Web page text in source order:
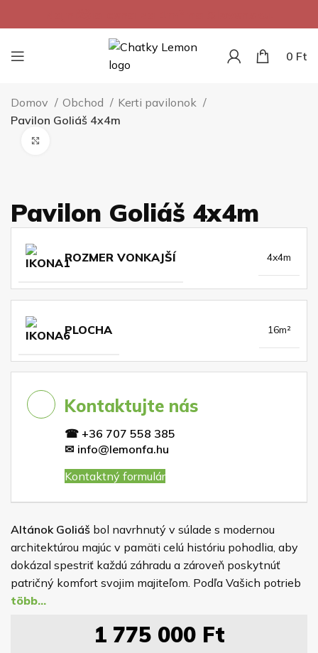
0 Ft
Domov Obchod
Kerti pavilonok
Pavilon Goliáš 4x4m
Pavilon Goliáš 4x4m
ROZMER VONKAJŠÍ 4x4m
PLOCHA 16m²
Kontaktujte nás
☎ +36 707 558 385
✉ info@lemonfa.hu
Kontaktný formulár
Altánok Goliáš bol navrhnutý v súlade s modernou
architektúrou majúc v pamäti celú históriu pohodlia, aby
dokázal spestriť každú záhradu a zároveň poskytnúť
patričný komfort svojim majiteľom. Podľa Vašich potrieb
si môžete vybrať z troch praktických veľkostí –
impregnovaný náterom, ktorého farbu si volíte sami z
1 775 000 Ft